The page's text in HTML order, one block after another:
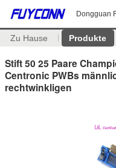
Dongguan
Zu Hause Produkte
Stift 50 25 Paare
Centronic PWBs
rechtwinkligen